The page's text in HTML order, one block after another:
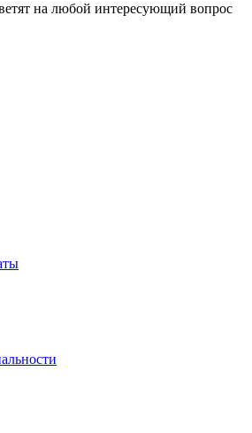
на любой интересующий вопрос